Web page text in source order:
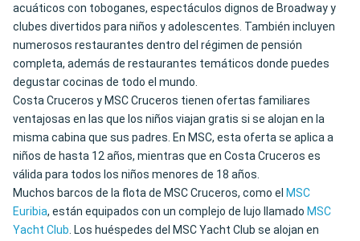
acuáticos con toboganes, espectáculos dignos de Broadway y
clubes divertidos para niños y adolescentes. También incluyen
numerosos restaurantes dentro del régimen de pensión
completa, además de restaurantes temáticos donde puedes
degustar cocinas de todo el mundo.
Costa Cruceros y MSC Cruceros tienen ofertas familiares
ventajosas en las que los niños viajan gratis si se alojan en la
misma cabina que sus padres. En MSC, esta oferta se aplica a
niños de hasta 12 años, mientras que en Costa Cruceros es
válida para todos los niños menores de 18 años.
Muchos barcos de la flota de MSC Cruceros, como el MSC
Euribia, están equipados con un complejo de lujo llamado MSC
Yacht Club. Los huéspedes del MSC Yacht Club se alojan en